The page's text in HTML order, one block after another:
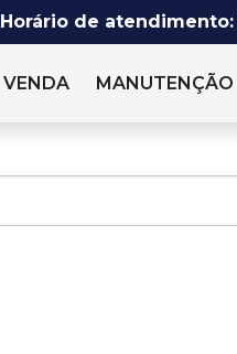
Horário de atendimento:
VENDA MANUTENÇÃO